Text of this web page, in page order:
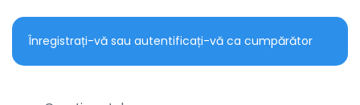
Înregistrați-vă sau autentificați-vă ca cumpărător